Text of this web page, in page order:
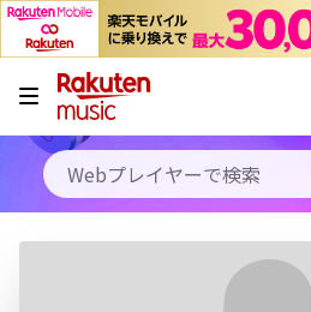
キャンペーン
料金プラン
使い方